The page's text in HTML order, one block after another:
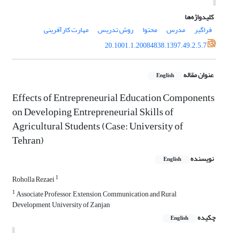
کلیدواژه‌ها
فراگیر
مدرس محتوا روش تدریس
مهارت کارآفرینی
20.1001.1.20084838.1397.49.2.5.7
عنوان مقاله English
Effects of Entrepreneurial Education Components
on Developing Entrepreneurial Skills of
Agricultural Students (Case: University of
Tehran)
نویسنده English
Roholla Rezaei1
1Associate Professor, Extension, Communication and Rural
Development, University of Zanjan
چکیده
English